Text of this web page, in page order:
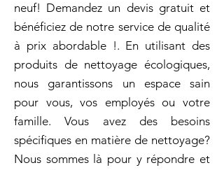
neuf! Demandez un devis gratuit et
bénéficiez de notre service de qualité
à prix abordable !. En utilisant des
produits de nettoyage écologiques,
nous garantissons un espace sain
pour vous, vos employés ou votre
famille. Vous avez des besoins
spécifiques en matière de nettoyage?
Nous sommes là pour y répondre et